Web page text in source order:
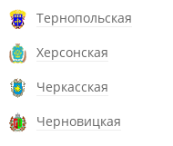
Тернопольская
Херсонская
Черкасская
Черновицкая